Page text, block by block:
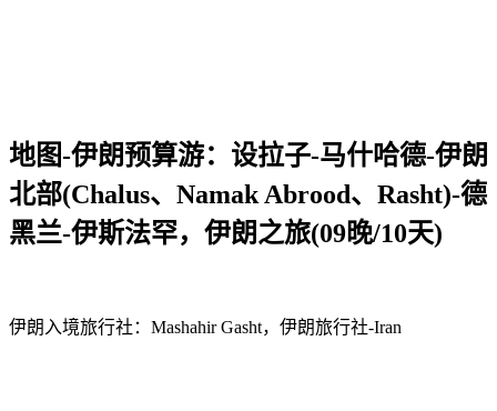
地图-伊朗预算游：设拉子-马什哈德-伊朗
北部(Chalus、Namak Abrood、Rasht)-德
黑兰-伊斯法罕，伊朗之旅(09晚/10天)
伊朗入境旅行社：Mashahir Gasht，伊朗旅行社-Iran